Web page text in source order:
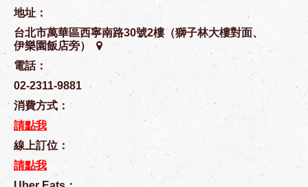
地址：
台北市萬華區西寧南路30號2樓（獅子林大樓對面、
伊樂園飯店旁）
電話：
02-2311-9881
消費方式：
請點我
線上訂位：
請點我